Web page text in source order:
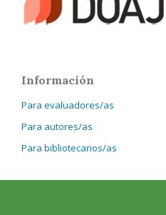
Información
Para evaluadores/as
Para autores/as
Para bibliotecarios/as